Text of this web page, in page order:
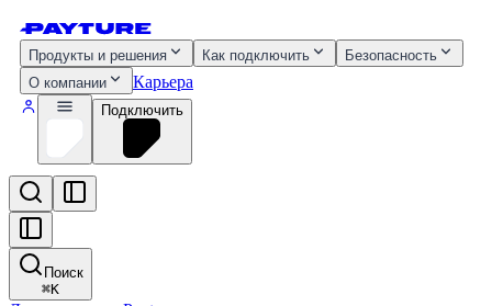
Продукты и решения Как подключить
Безопасность
О компании
Карьера
Подключить
Поиск
⌘K